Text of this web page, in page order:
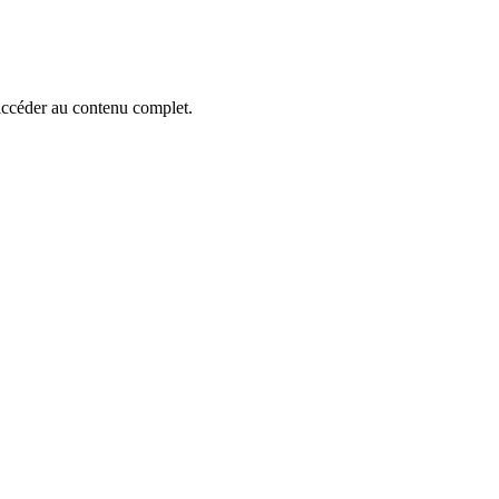
au contenu complet.